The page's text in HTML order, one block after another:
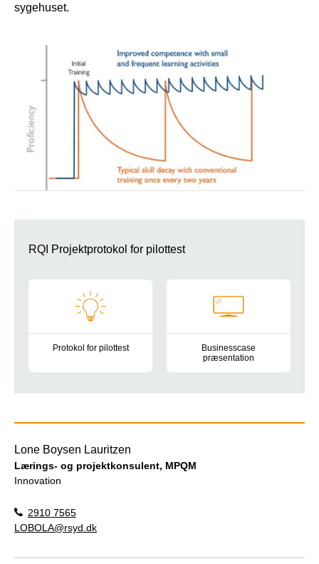
sygehuset.
RQI Projektprotokol for pilottest
Protokol for pilottest
Projektbeskrivelse for pilotttest af RQI-station til kontinuerlig
Businesscase
præsentation
Lone Boysen Lauritzen
Lærings- og projektkonsulent, MPQM
Innovation
2910 7565
LOBOLA@rsyd.dk